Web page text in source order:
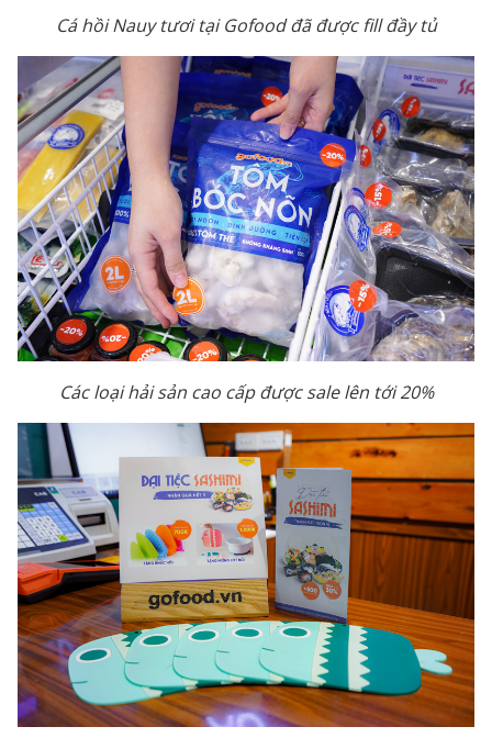
Cá hồi Nauy tươi tại Gofood đã được fill đầy tủ
Các loại hải sản cao cấp được sale lên tới 20%